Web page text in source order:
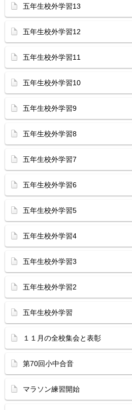
五年生校外学習13
五年生校外学習12
五年生校外学習11
五年生校外学習10
五年生校外学習9
五年生校外学習8
五年生校外学習7
五年生校外学習6
五年生校外学習5
五年生校外学習4
五年生校外学習3
五年生校外学習2
五年生校外学習
１１月の全校集会と表彰
第70回小中合音
マラソン練習開始